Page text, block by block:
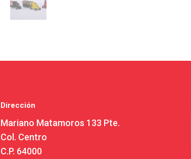
Dirección
Mariano Matamoros 133 Pte.
Col. Centro
C.P. 64000